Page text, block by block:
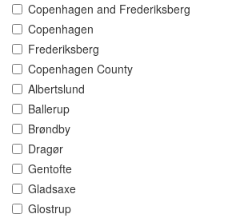
Copenhagen and Frederiksberg
Copenhagen
Frederiksberg
Copenhagen County
Albertslund
Ballerup
Brøndby
Dragør
Gentofte
Gladsaxe
Glostrup